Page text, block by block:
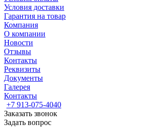
Условия доставки
Гарантия на товар
Компания
О компании
Новости
Отзывы
Контакты
Реквизиты
Документы
Галерея
Контакты
+7 913-075-4040
Заказать звонок
Задать вопрос